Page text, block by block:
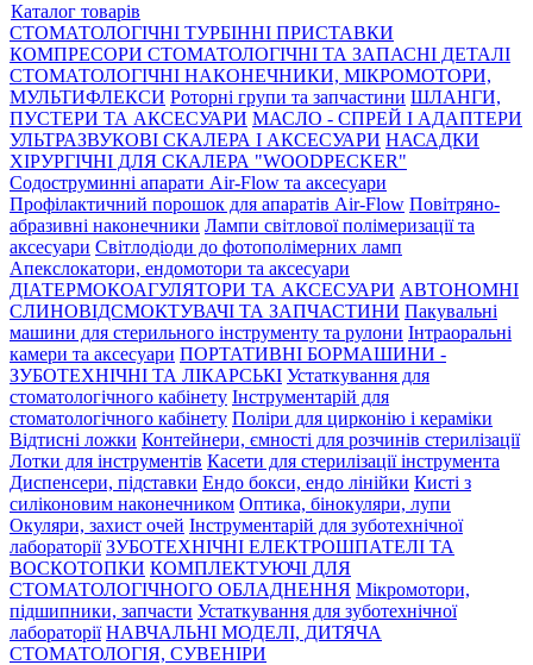
Каталог товарів
СТОМАТОЛОГІЧНІ ТУРБІННІ ПРИСТАВКИ
КОМПРЕСОРИ СТОМАТОЛОГІЧНІ ТА ЗАПАСНІ ДЕТАЛІ
СТОМАТОЛОГІЧНІ НАКОНЕЧНИКИ, МІКРОМОТОРИ,
МУЛЬТИФЛЕКСИ Роторні групи та запчастини ШЛАНГИ,
ПУСТЕРИ ТА АКСЕСУАРИ МАСЛО - СПРЕЙ І АДАПТЕРИ
УЛЬТРАЗВУКОВІ СКАЛЕРА І АКСЕСУАРИ НАСАДКИ
ХІРУРГІЧНІ ДЛЯ СКАЛЕРА "WOODPECKER"
Содоструминні апарати Air-Flow та аксесуари
Профілактичний порошок для апаратів Air-Flow Повітряно-
абразивні наконечники Лампи світлової полімеризації та
аксесуари Світлодіоди до фотополімерних ламп
Апекслокатори, ендомотори та аксесуари
ДІАТЕРМОКОАГУЛЯТОРИ ТА АКСЕСУАРИ АВТОНОМНІ
СЛИНОВІДСМОКТУВАЧІ ТА ЗАПЧАСТИНИ Пакувальні
машини для стерильного інструменту та рулони Інтраоральні
камери та аксесуари ПОРТАТИВНІ БОРМАШИНИ -
ЗУБОТЕХНІЧНІ ТА ЛІКАРСЬКІ Устаткування для
стоматологічного кабінету Інструментарій для
стоматологічного кабінету Поліри для цирконію і кераміки
Відтисні ложки Контейнери, ємності для розчинів стерилізації
Лотки для інструментів Касети для стерилізації інструмента
Диспенсери, підставки Ендо бокси, ендо лінійки Кисті з
силіконовим наконечником Оптика, бінокуляри, лупи
Окуляри, захист очей Інструментарій для зуботехнічної
лабораторії ЗУБОТЕХНІЧНІ ЕЛЕКТРОШПАТЕЛІ ТА
ВОСКОТОПКИ КОМПЛЕКТУЮЧІ ДЛЯ
СТОМАТОЛОГІЧНОГО ОБЛАДНЕННЯ Мікромотори,
підшипники, запчасти Устаткування для зуботехнічної
лабораторії НАВЧАЛЬНІ МОДЕЛІ, ДИТЯЧА
СТОМАТОЛОГІЯ, СУВЕНІРИ